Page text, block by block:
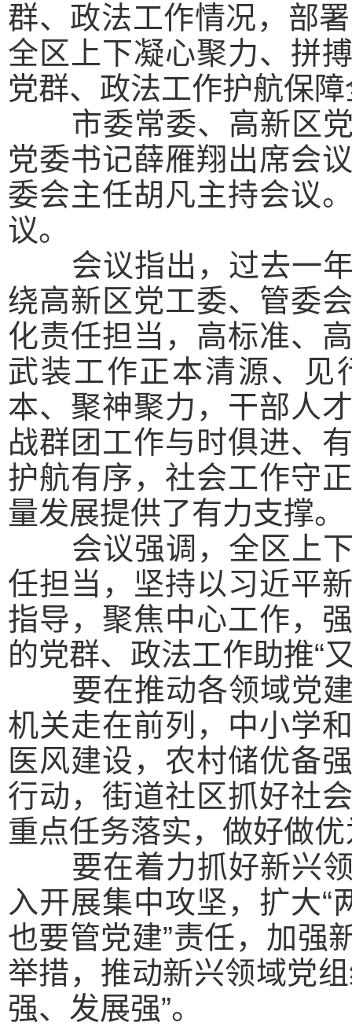
群、政法工作情况，部
全区上下凝心聚力、拼
党群、政法工作护航保
市委常委、高新区党
党委书记薛雁翔出席会
委会主任胡凡主持会议
议。
会议指出， 过去一
绕高新区党工委、管委
化责任担当，高标准、
武装工作正本清源、见
本、聚神聚力，干部人
战群团工作与时俱进、
护航有序，社会工作守
量发展提供了有力支撑。
会议强调， 全区上
任担当，坚持以习近平
指导，聚焦中心工作，
的党群、政法工作助推“
要在推动各领域党建
机关走在前列，中小学
医风建设，农村储优备
行动，街道社区抓好社
重点任务落实，做好做
要在着力抓好新兴领
入开展集中攻坚，扩大“
也要管党建”责任，加强
举措，推动新兴领域党
强、发展强”。